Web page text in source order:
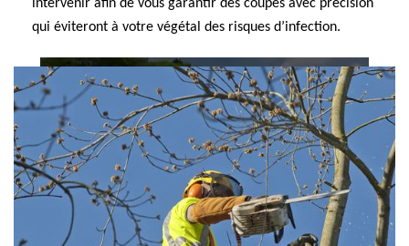
intervenir afin de vous garantir des coupes avec précision
qui éviteront à votre végétal des risques d’infection.